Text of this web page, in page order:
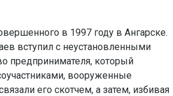
в 1997 году в Ангарске.
вступил с неустановленными
предпринимателя, который
вооруженные
его скотчем, а затем, избивая